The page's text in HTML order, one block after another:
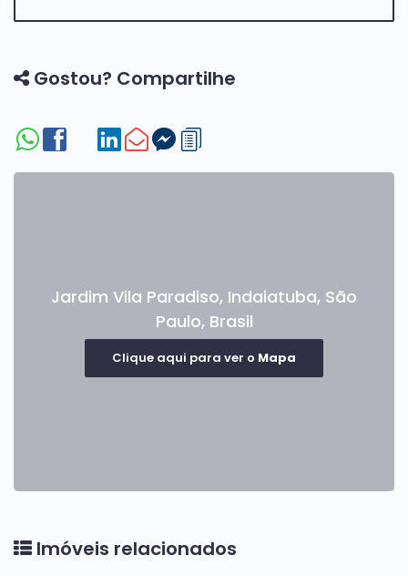
Gostou? Compartilhe
Jardim Vila Paradiso, Indaiatuba, São
Paulo, Brasil
Clique aqui para ver o Mapa
Imóveis relacionados